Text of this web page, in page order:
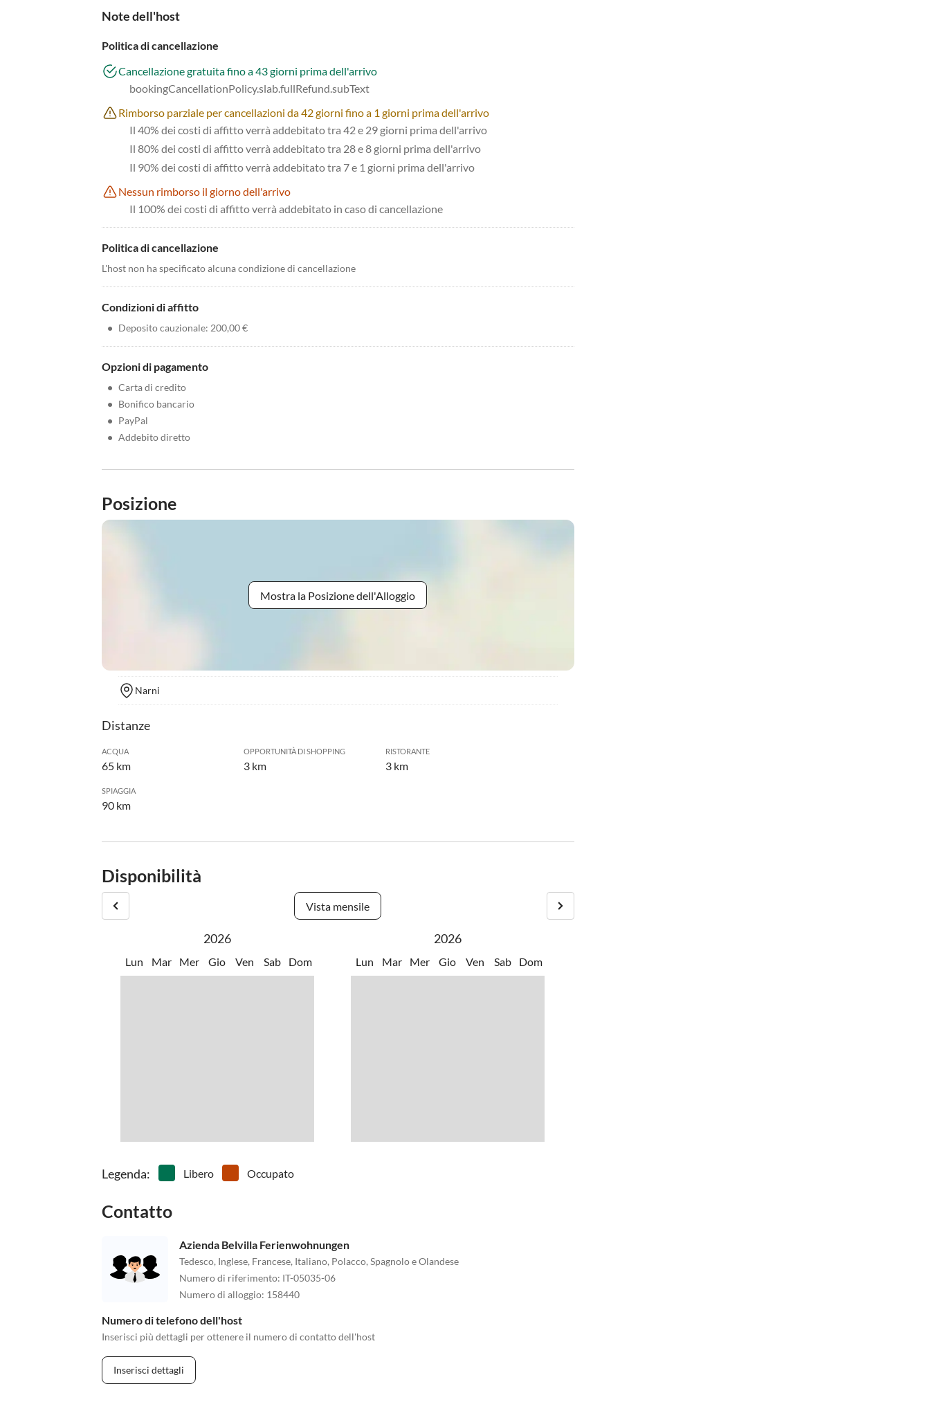
Note dell'host
Politica di cancellazione
Cancellazione gratuita fino a 43 giorni prima dell'arrivo
bookingCancellationPolicy.slab.fullRefund.subText
Rimborso parziale per cancellazioni da 42 giorni fino a 1 giorni prima dell'arrivo
Il 40% dei costi di affitto verrà addebitato tra 42 e 29 giorni prima dell'arrivo
Il 80% dei costi di affitto verrà addebitato tra 28 e 8 giorni prima dell'arrivo
Il 90% dei costi di affitto verrà addebitato tra 7 e 1 giorni prima dell'arrivo
Nessun rimborso il giorno dell'arrivo
Il 100% dei costi di affitto verrà addebitato in caso di cancellazione
Politica di cancellazione
L'host non ha specificato alcuna condizione di cancellazione
Condizioni di affitto
• Deposito cauzionale: 200,00 €
Opzioni di pagamento
• Carta di credito
• Bonifico bancario
• PayPal
• Addebito diretto
Posizione
Mostra la Posizione dell'Alloggio
Narni
Distanze
ACQUA
65 km
OPPORTUNITÀ DI SHOPPING
3 km
RISTORANTE
3 km
SPIAGGIA
90 km
Disponibilità
Vista mensile
2026
Lun Mar Mer Gio Ven Sab Dom
2026
Lun Mar Mer Gio Ven Sab Dom
Legenda: Libero Occupato
Contatto
Azienda Belvilla Ferienwohnungen
Tedesco, Inglese, Francese, Italiano, Polacco, Spagnolo e Olandese
Numero di riferimento: IT-05035-06
Numero di alloggio: 158440
Numero di telefono dell'host
Inserisci più dettagli per ottenere il numero di contatto dell'host
Inserisci dettagli